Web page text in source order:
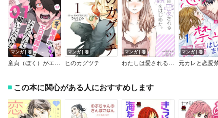
マンガ｜巻
童貞（ぼく）がエロ漫画家になるなんて聞いてない！！【描き下ろしおまけ付き特装版】
マンガ｜巻
ヒのカグツチ
マンガ｜巻
わたしは愛される実験をはじめた。【特装版】
マンガ｜巻
この本に関心がある人におすすめします